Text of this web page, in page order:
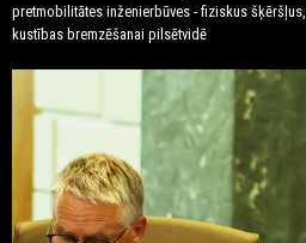
pretmobilitātes inženierbūves - fiziskus
kustības bremzēšanai pilsētvidē